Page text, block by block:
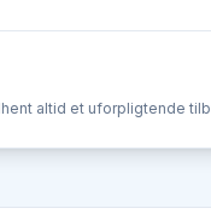
altid et uforpligtende